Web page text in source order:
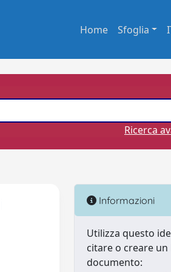
Home Sfoglia
Ricerca
Informazioni
Utilizza questo
citare o creare
documento: